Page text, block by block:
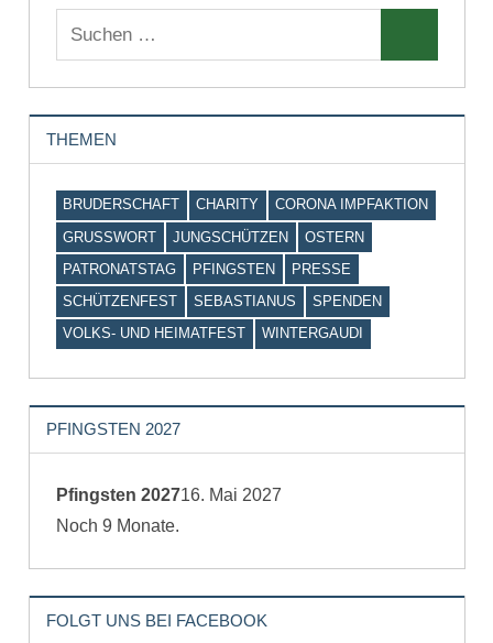
THEMEN
BRUDERSCHAFT CHARITY
CORONA IMPFAKTION
GRUSSWORT
JUNGSCHÜTZEN
OSTERN
PATRONATSTAG
PFINGSTEN
PRESSE
SCHÜTZENFEST
SEBASTIANUS
SPENDEN
VOLKS- UND HEIMATFEST
WINTERGAUDI
PFINGSTEN 2027
Pfingsten 202716. Mai 2027
Noch 9 Monate.
FOLGT UNS BEI FACEBOOK